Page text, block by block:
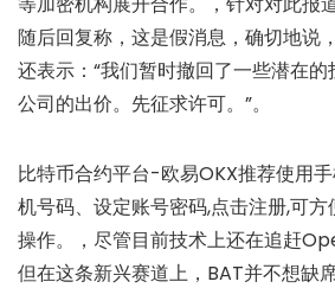
随后回复称，这是假消息，确切地说
还表示：“我们暂时撤回了一些潜在
公司的出价。先征求许可。”。
比特币合约平台-欧易OKX推荐使用
机号码、设定账号密码,点击注册,可
操作。，尽管目前技术上还在追赶
但在这条新兴赛道上，BAT并不想缺